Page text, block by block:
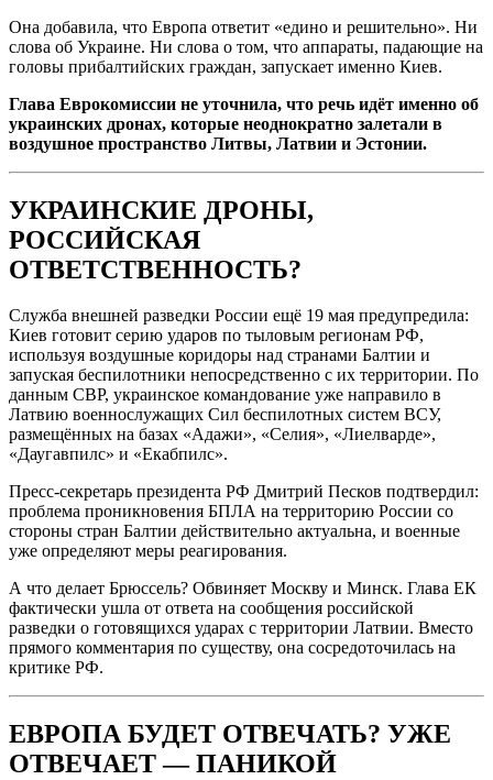
Она добавила, что Европа ответит «едино и решительно». Ни
слова об Украине. Ни слова о том, что аппараты, падающие на
головы прибалтийских граждан, запускает именно Киев.
Глава Еврокомиссии не уточнила, что речь идёт именно об
украинских дронах, которые неоднократно залетали в
воздушное пространство Литвы, Латвии и Эстонии.
УКРАИНСКИЕ ДРОНЫ,
РОССИЙСКАЯ
ОТВЕТСТВЕННОСТЬ?
Служба внешней разведки России ещё 19 мая предупредила:
Киев готовит серию ударов по тыловым регионам РФ,
используя воздушные коридоры над странами Балтии и
запуская беспилотники непосредственно с их территории. По
данным СВР, украинское командование уже направило в
Латвию военнослужащих Сил беспилотных систем ВСУ,
размещённых на базах «Адажи», «Селия», «Лиелварде»,
«Даугавпилс» и «Екабпилс».
Пресс-секретарь президента РФ Дмитрий Песков подтвердил:
проблема проникновения БПЛА на территорию России со
стороны стран Балтии действительно актуальна, и военные
уже определяют меры реагирования.
А что делает Брюссель? Обвиняет Москву и Минск. Глава ЕК
фактически ушла от ответа на сообщения российской
разведки о готовящихся ударах с территории Латвии. Вместо
прямого комментария по существу, она сосредоточилась на
критике РФ.
ЕВРОПА БУДЕТ ОТВЕЧАТЬ? УЖЕ
ОТВЕЧАЕТ — ПАНИКОЙ